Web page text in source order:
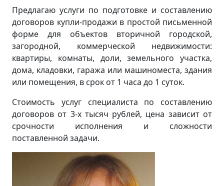
Предлагаю услуги по подготовке и составлению
договоров купли-продажи в простой письменной
форме для объектов вторичной городской,
загородной, коммерческой недвижимости:
квартиры, комнаты, доли, земельного участка,
дома, кладовки, гаража или машиноместа, здания
или помещения, в срок от 1 часа до 1 суток.
Стоимость услуг специалиста по составлению
договоров от 3-х тысяч рублей, цена зависит от
срочности исполнения и сложности
поставленной задачи.